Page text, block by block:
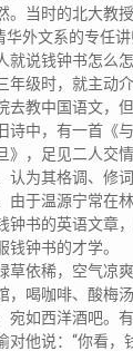
。当时的北大教
外文系的专任
就说钱钟书怎么
年级时，就主动
去教中国语文，
诗中，有一首《
》，足见二人交
为其格调、修词
由于温源宁常在
书的英语文章，
钟书的才学。
草依稀，空气凉
，喝咖啡、酸梅
宛如西洋酒吧。
对他说：“你看，